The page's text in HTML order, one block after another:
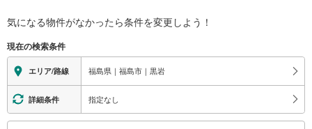
気になる物件がなかったら条件を変更しよう！
現在の検索条件
エリア/路線 福島県｜福島市｜黒岩
詳細条件 指定なし